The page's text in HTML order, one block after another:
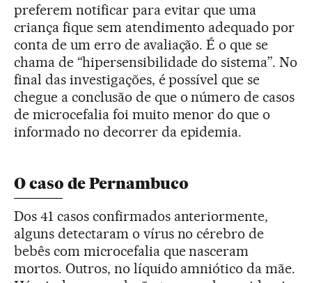
preferem notificar para evitar que uma
criança fique sem atendimento adequado por
conta de um erro de avaliação. É o que se
chama de “hipersensibilidade do sistema”. No
final das investigações, é possível que se
chegue a conclusão de que o número de casos
de microcefalia foi muito menor do que o
informado no decorrer da epidemia.
O caso de Pernambuco
Dos 41 casos confirmados anteriormente,
alguns detectaram o vírus no cérebro de
bebês com microcefalia que nasceram
mortos. Outros, no líquido amniótico da mãe.